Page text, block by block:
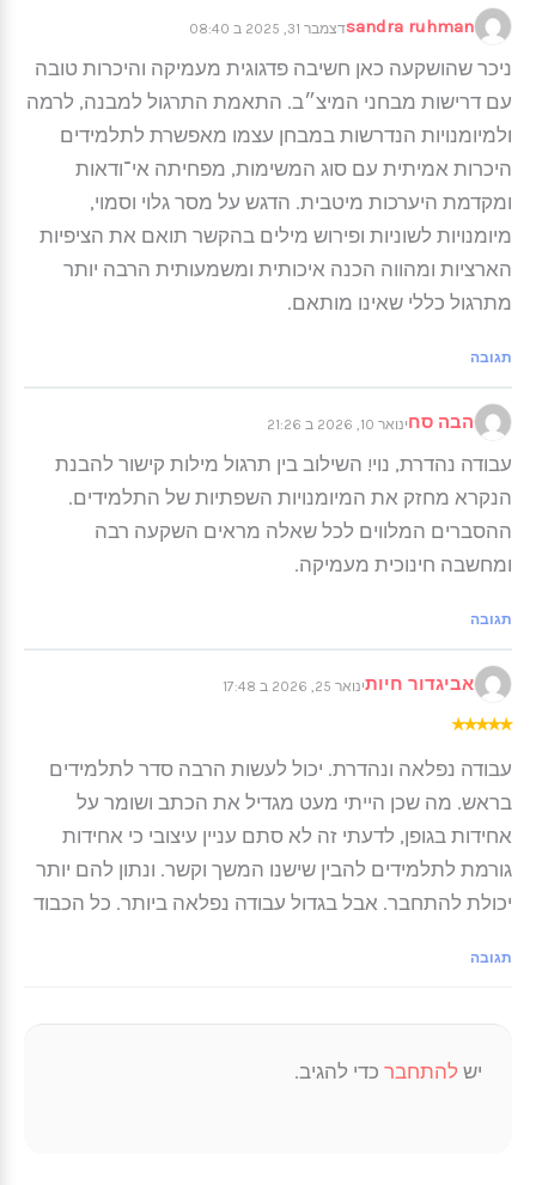
sandra ruhmanדצמבר 31, 2025 ב 08:40
ניכר שהושקעה כאן חשיבה פדגוגית מעמיקה והיכרות טובה
עם דרישות מבחני המיצ״ב. התאמת התרגול למבנה, לרמה
ולמיומנויות הנדרשות במבחן עצמו מאפשרת לתלמידים
היכרות אמיתית עם סוג המשימות, מפחיתה אי־ודאות
ומקדמת היערכות מיטבית. הדגש על מסר גלוי וסמוי,
מיומנויות לשוניות ופירוש מילים בהקשר תואם את הציפיות
הארציות ומהווה הכנה איכותית ומשמעותית הרבה יותר
מתרגול כללי שאינו מותאם.
תגובה
הבה סחינואר 10, 2026 ב 21:26
עבודה נהדרת, נוי! השילוב בין תרגול מילות קישור להבנת
הנקרא מחזק את המיומנויות השפתיות של התלמידים.
ההסברים המלווים לכל שאלה מראים השקעה רבה
ומחשבה חינוכית מעמיקה.
תגובה
אביגדור חיותינואר 25, 2026 ב 17:48
★
★
★
★
★
עבודה נפלאה ונהדרת. יכול לעשות הרבה סדר לתלמידים
בראש. מה שכן הייתי מעט מגדיל את הכתב ושומר על
אחידות בגופן, לדעתי זה לא סתם עניין עיצובי כי אחידות
גורמת לתלמידים להבין שישנו המשך וקשר. ונתון להם יותר
יכולת להתחבר. אבל בגדול עבודה נפלאה ביותר. כל הכבוד
תגובה
יש להתחבר כדי להגיב.